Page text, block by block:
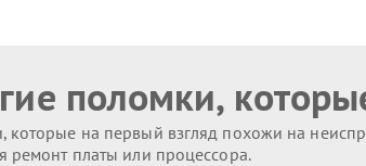
поломки,
которые на первый взгляд похожи на
ремонт платы или процессора.